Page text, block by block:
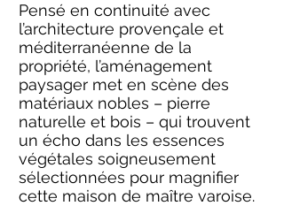
Pensé en continuité avec
l’architecture provençale et
méditerranéenne de la
propriété, l’aménagement
paysager met en scène des
matériaux nobles – pierre
naturelle et bois – qui trouvent
un écho dans les essences
végétales soigneusement
sélectionnées pour magnifier
cette maison de maître varoise.